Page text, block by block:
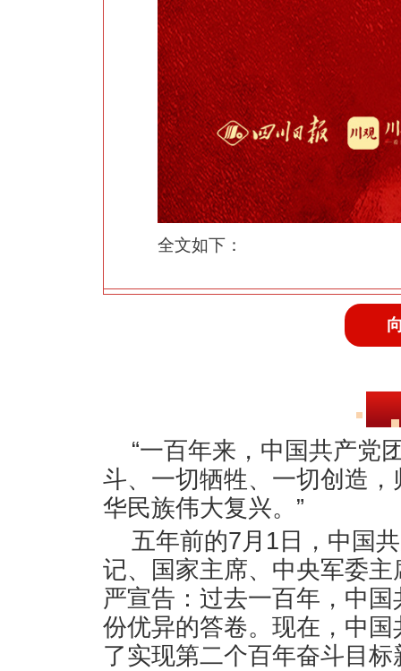
全文如下：
“一百年来，中国共产党
斗、一切牺牲、一切创造
华民族伟大复兴。”
五年前的7月1日，中国
记、国家主席、中央军委
严宣告：过去一百年，中
份优异的答卷。现在，中
了实现第二个百年奋斗目